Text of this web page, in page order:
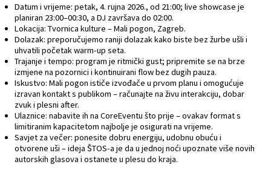
Datum i vrijeme: petak, 4. rujna 2026., od 21:00; live showcase je
planiran 23:00–00:30, a DJ završava do 02:00.
Lokacija: Tvornica kulture – Mali pogon, Zagreb.
Dolazak: preporučujemo raniji dolazak kako biste bez žurbe ušli i
uhvatili početak warm-up seta.
Trajanje i tempo: program je ritmički gust; pripremite se na brze
izmjene na pozornici i kontinuirani flow bez dugih pauza.
Iskustvo: Mali pogon ističe izvođače u prvom planu i omogućuje
izravan kontakt s publikom – računajte na živu interakciju, dobar
zvuk i plesni after.
Ulaznice: nabavite ih na CoreEventu što prije – ovakav format s
limitiranim kapacitetom najbolje je osigurati na vrijeme.
Savjet za večer: ponesite dobru energiju, udobnu obuću i
otvorene uši – ideja ŠTOS-a je da u jednoj noći upoznate više novih
autorskih glasova i ostanete u plesu do kraja.